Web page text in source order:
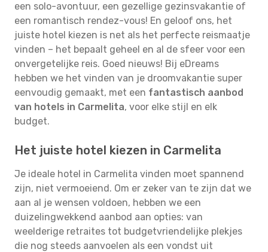
een solo-avontuur, een gezellige gezinsvakantie of
een romantisch rendez-vous! En geloof ons, het
juiste hotel kiezen is net als het perfecte reismaatje
vinden – het bepaalt geheel en al de sfeer voor een
onvergetelijke reis. Goed nieuws! Bij eDreams
hebben we het vinden van je droomvakantie super
eenvoudig gemaakt, met een fantastisch aanbod
van hotels in Carmelita, voor elke stijl en elk
budget.
Het juiste hotel kiezen in Carmelita
Je ideale hotel in Carmelita vinden moet spannend
zijn, niet vermoeiend. Om er zeker van te zijn dat we
aan al je wensen voldoen, hebben we een
duizelingwekkend aanbod aan opties: van
weelderige retraites tot budgetvriendelijke plekjes
die nog steeds aanvoelen als een vondst uit